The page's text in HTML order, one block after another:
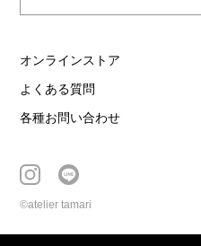
オンラインストア
よくある質問
各種お問い合わせ
©atelier tamari